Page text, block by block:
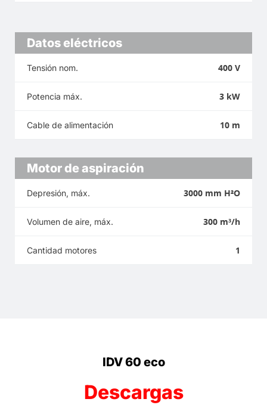
Datos eléctricos
Tensión nom. 400 V
Potencia máx. 3 kW
Cable de alimentación 10 m
Motor de aspiración
Depresión, máx. 3000 mm H²O
Volumen de aire, máx. 300 m³/h
Cantidad motores 1
IDV 60 eco
Descargas